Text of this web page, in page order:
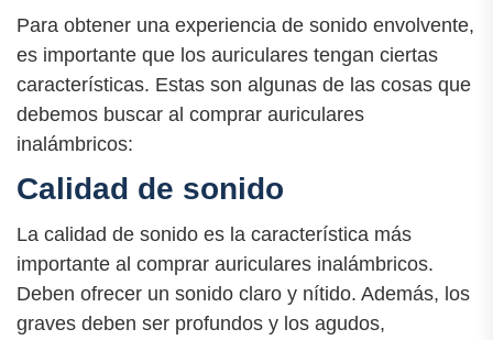
Para obtener una experiencia de sonido envolvente,
es importante que los auriculares tengan ciertas
características. Estas son algunas de las cosas que
debemos buscar al comprar auriculares
inalámbricos:
Calidad de sonido
La calidad de sonido es la característica más
importante al comprar auriculares inalámbricos.
Deben ofrecer un sonido claro y nítido. Además, los
graves deben ser profundos y los agudos,